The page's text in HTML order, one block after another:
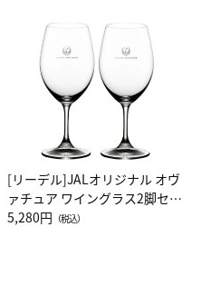
[リーデル]JALオリジナル オヴ
ァチュア ワイングラス2脚セッ
ト（レッドワイン）
5,280円 （税込）